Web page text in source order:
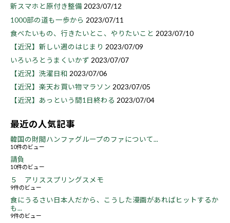
新スマホと原付き整備2023/07/12
1000部の道も一歩から 2023/07/11
食べたいもの、行きたいとこ、やりたいこと 2023/07/10
【近況】新しい週のはじまり 2023/07/09
いろいろとうまくいかず 2023/07/07
【近況】洗濯日和 2023/07/06
【近況】楽天お買い物マラソン 2023/07/05
【近況】あっという間1日終わる 2023/07/04
最近の人気記事
韓国の財閥ハンファグループのファについて...
10件のビュー
請負
10件のビュー
５ アリススプリングスメモ
9件のビュー
食にうるさい日本人だから、こうした漫画があればヒットするか
も...
9件のビュー